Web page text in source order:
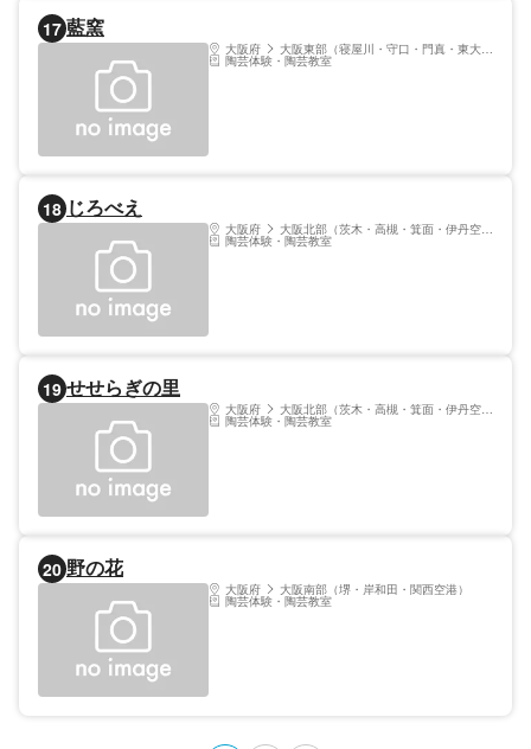
17 藍窯
大阪府 大阪東部（寝屋川・守口・門真・東大阪）
陶芸体験・陶芸教室
18 じろべえ
大阪府 大阪北部（茨木・高槻・箕面・伊丹空港）
陶芸体験・陶芸教室
19 せせらぎの里
大阪府 大阪北部（茨木・高槻・箕面・伊丹空港）
陶芸体験・陶芸教室
20 野の花
大阪府 大阪南部（堺・岸和田・関西空港）
陶芸体験・陶芸教室